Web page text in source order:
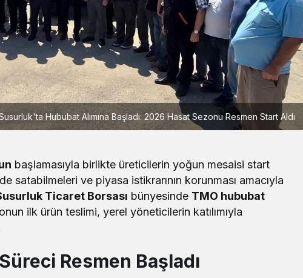
Hububat Alımına Başladı: 2026 Hasat Sezonu Resmen Start Aldı
başlamasıyla birlikte üreticilerin yoğun mesaisi start
satabilmeleri ve piyasa istikrarının korunması amacıyla
Ticaret Borsası bünyesinde TMO hububat
ilk ürün teslimi, yerel yöneticilerin katılımıyla
Resmen BaşladıBurhaniye Belediyesi Park ve Yeşil
Alan Bakım Çalışmalarını